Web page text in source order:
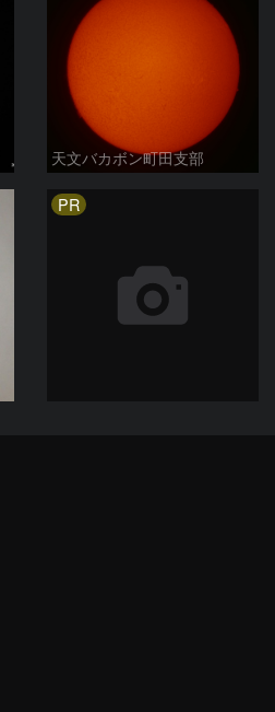
天文バカボン町田支部
PR